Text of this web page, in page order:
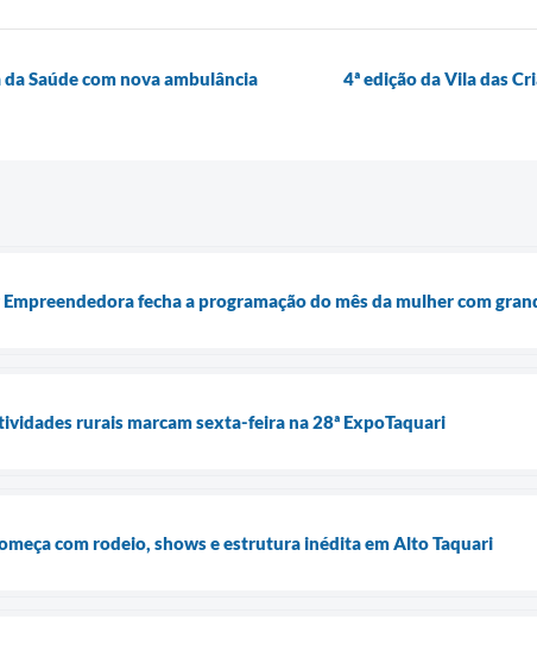
Saúde com nova ambulância 4ª edição da Vila das
Empreendedora fecha a programação do mês da mulher com
rurais marcam sexta-feira na 28ª ExpoTaquari
com rodeio, shows e estrutura inédita em Alto Taquari